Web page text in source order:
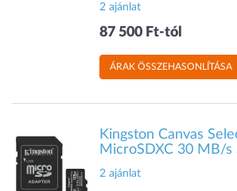
2 ajánlat
87 500 Ft-tól
ÁRAK ÖSSZEHASONLÍTÁSA
Kingston Canvas
MicroSDXC 30 MB/s
2 ajánlat